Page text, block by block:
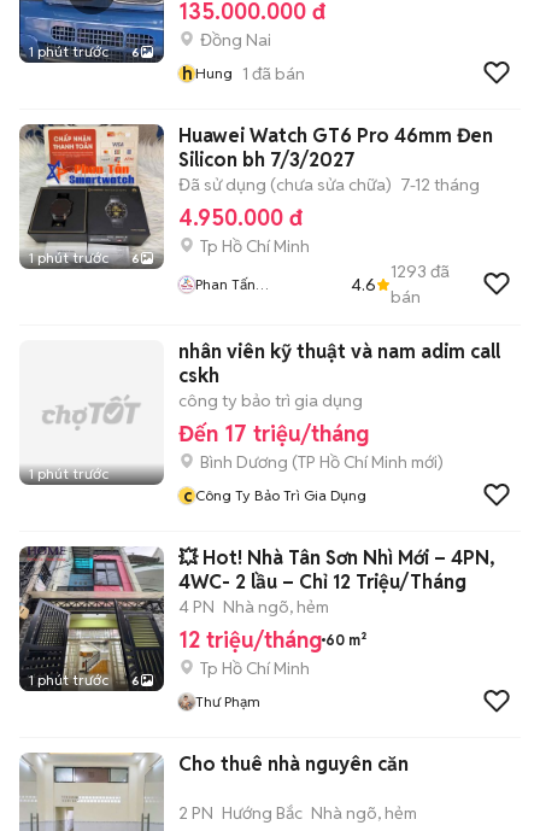
1 phút trước 6
135.000.000 đ
Đồng Nai
hHung 1 đã bán
1 phút trước 6
Huawei Watch GT6 Pro 46mm Đen
Silicon bh 7/3/2027
Đã sử dụng (chưa sửa chữa) 7-12 tháng
4.950.000 đ
Tp Hồ Chí Minh
Phan Tấn
4.6
1293 đã
bán
1 phút trước
nhân viên kỹ thuật và nam adim call
cskh
công ty bảo trì gia dụng
Đến 17 triệu/tháng
Bình Dương (TP Hồ Chí Minh mới)
c Công Ty Bảo Trì Gia Dụng
1 phút trước 6
💥 Hot! Nhà Tân Sơn Nhì Mới – 4PN,
4WC- 2 lầu – Chỉ 12 Triệu/Tháng
4 PN Nhà ngõ, hẻm
12 triệu/tháng 60 m²
Tp Hồ Chí Minh
Thư Phạm
Cho thuê nhà nguyên căn
2 PN Hướng Bắc Nhà ngõ, hẻm